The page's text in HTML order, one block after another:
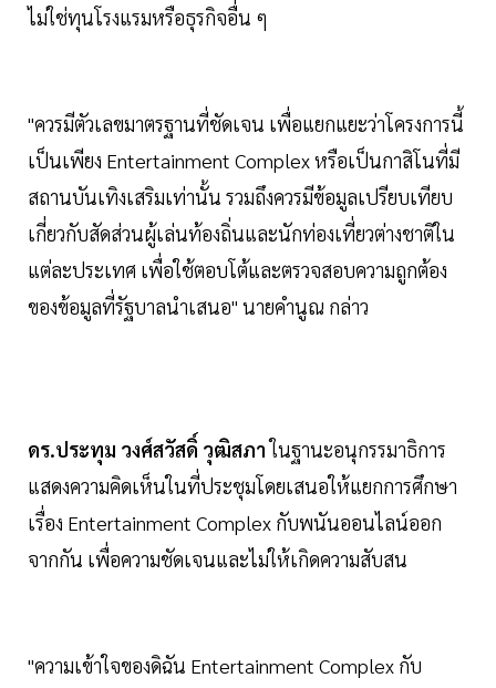
ไม่ใช่ทุนโรงแรมหรือธุรกิจอื่น ๆ
"ควรมีตัวเลขมาตรฐานที่ชัดเจน เพื่อแยกแยะว่าโครงการนี้
เป็นเพียง Entertainment Complex หรือเป็นกาสิโนที่มี
สถานบันเทิงเสริมเท่านั้น รวมถึงควรมีข้อมูลเปรียบเทียบ
เกี่ยวกับสัดส่วนผู้เล่นท้องถิ่นและนักท่องเที่ยวต่างชาติใน
แต่ละประเทศ เพื่อใช้ตอบโต้และตรวจสอบความถูกต้อง
ของข้อมูลที่รัฐบาลนำเสนอ" นายคำนูณ กล่าว
ดร.ประทุม วงศ์สวัสดิ์ วุฒิสภาในฐานะอนุกรรมาธิการ
แสดงความคิดเห็นในที่ประชุมโดยเสนอให้แยกการศึกษา
เรื่อง Entertainment Complex กับพนันออนไลน์ออก
จากกัน เพื่อความชัดเจนและไม่ให้เกิดความสับสน
"ความเข้าใจของดิฉัน Entertainment Complex กับ